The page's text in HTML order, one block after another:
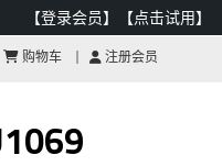
【登录会员】 【点击试用】
购物车 注册会员